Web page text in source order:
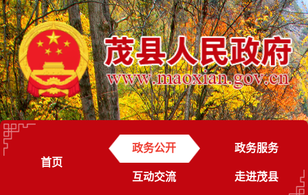
首页
政务公开 政务服务
互动交流 走进茂县